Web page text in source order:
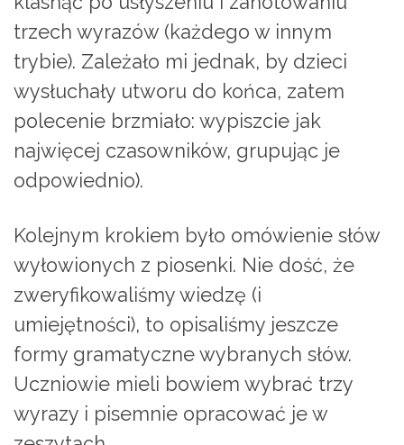
trzech wyrazów (każdego w innym
trybie). Zależało mi jednak, by dzieci
wysłuchały utworu do końca, zatem
polecenie brzmiało: wypiszcie jak
najwięcej czasowników, grupując je
odpowiednio).
Kolejnym krokiem było omówienie słów
wyłowionych z piosenki. Nie dość, że
zweryfikowaliśmy wiedzę (i
umiejętności), to opisaliśmy jeszcze
formy gramatyczne wybranych słów.
Uczniowie mieli bowiem wybrać trzy
wyrazy i pisemnie opracować je w